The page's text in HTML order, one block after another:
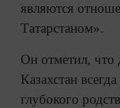
являются
Татарстаном».
Он отметил, что
Казахстан
глубокого